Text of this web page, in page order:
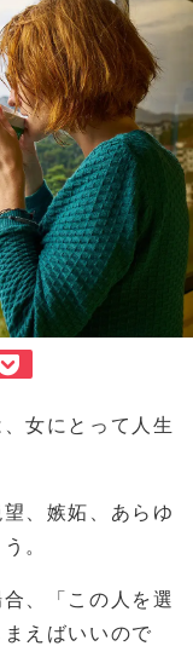
女にとって人生
、嫉妬、あらゆ
。
、「この人を選
えばいいので